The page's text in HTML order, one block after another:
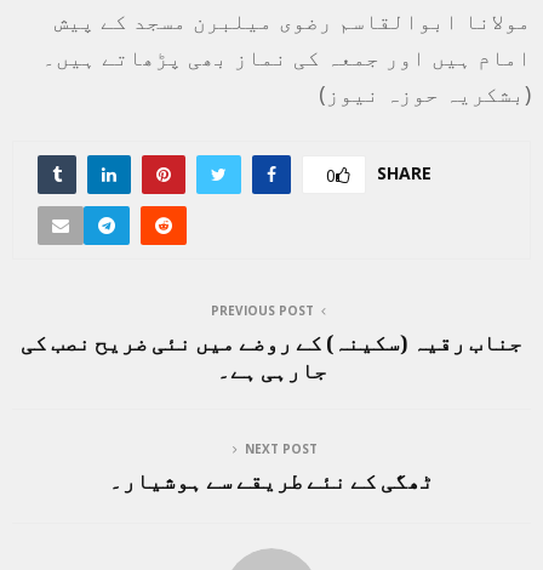
مولانا ابوالقاسم رضوی میلبرن مسجد کے پیش
امام ہیں اور جمعہ کی نماز بھی پڑھاتے ہیں۔
(بشکریہ حوزہ نیوز)
SHARE
0
PREVIOUS POST
جناب رقیہ (سکینہ) کے روضے میں نئی ضریح نصب کی
جارہی ہے۔
NEXT POST
ٹھگی کے نئے طریقے سے ہوشیار۔